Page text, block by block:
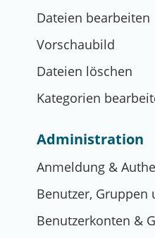
Dateien bearbeiten
Vorschaubild
Dateien löschen
Kategorien
Administration
Anmeldung &
Benutzer, Gruppen
Benutzerkonten &